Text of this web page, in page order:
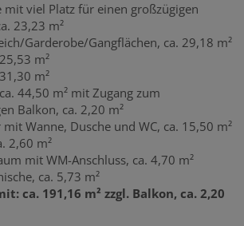
mit viel Platz für einen großzügigen
23,23 m²
Garderobe/Gangflächen, ca. 29,18 m²
m²
m²
44,50 m² mit Zugang zum
Balkon, ca. 2,20 m²
Wanne, Dusche und WC, ca. 15,50 m²
2,60 m²
mit WM-Anschluss, ca. 4,70 m²
ca. 5,73 m²
ca. 191,16 m² zzgl. Balkon, ca. 2,20